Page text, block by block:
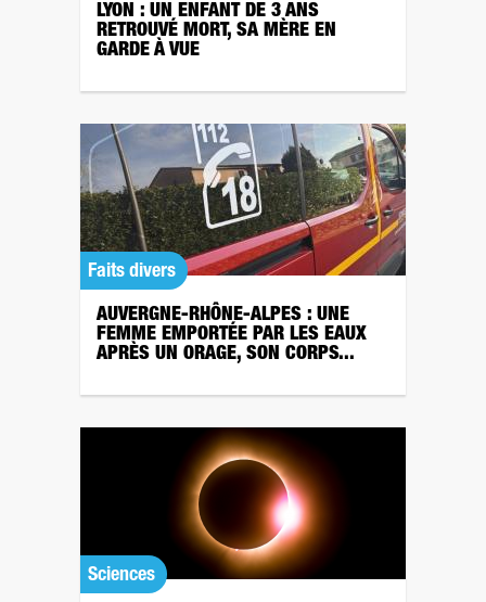
LYON : UN ENFANT DE 3 ANS
RETROUVÉ MORT, SA MÈRE EN
GARDE À VUE
Faits divers
AUVERGNE-RHÔNE-ALPES : UNE
FEMME EMPORTÉE PAR LES EAUX
APRÈS UN ORAGE, SON CORPS...
Sciences